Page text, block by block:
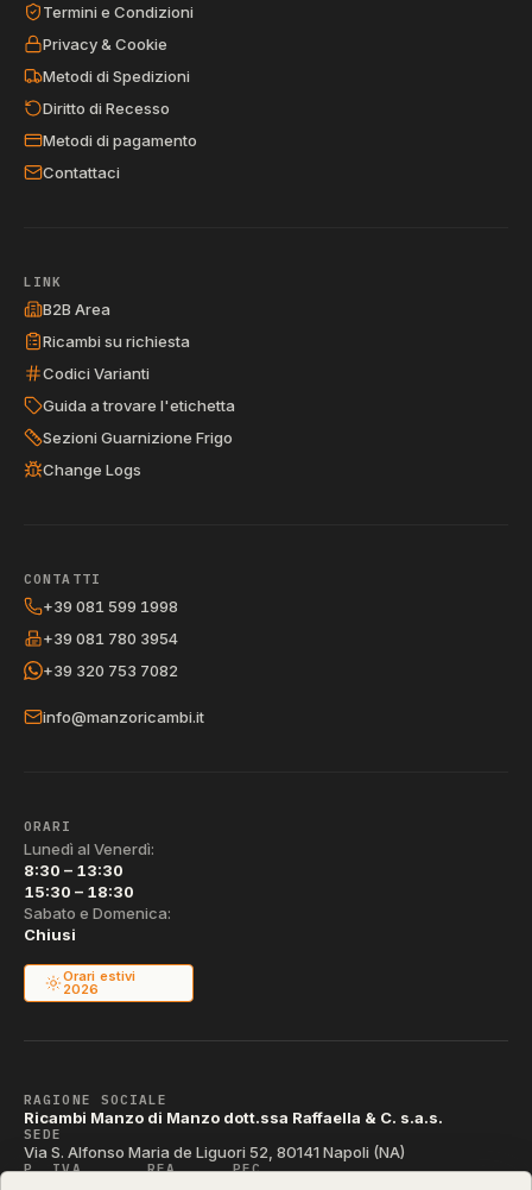
Termini e Condizioni
Privacy & Cookie
Metodi di Spedizioni
Diritto di Recesso
Metodi di pagamento
Contattaci
LINK
B2B Area
Ricambi su richiesta
Codici Varianti
Guida a trovare l'etichetta
Sezioni Guarnizione Frigo
Change Logs
CONTATTI
+39 081 599 1998
+39 081 780 3954
+39 320 753 7082
info@manzoricambi.it
ORARI
Lunedì al Venerdì:
8:30 – 13:30
15:30 – 18:30
Sabato e Domenica:
Chiusi
Orari estivi
2026
RAGIONE SOCIALE
Ricambi Manzo di Manzo dott.ssa Raffaella & C. s.a.s.
SEDE
Via S. Alfonso Maria de Liguori 52, 80141 Napoli (NA)
P. IVA REA PEC